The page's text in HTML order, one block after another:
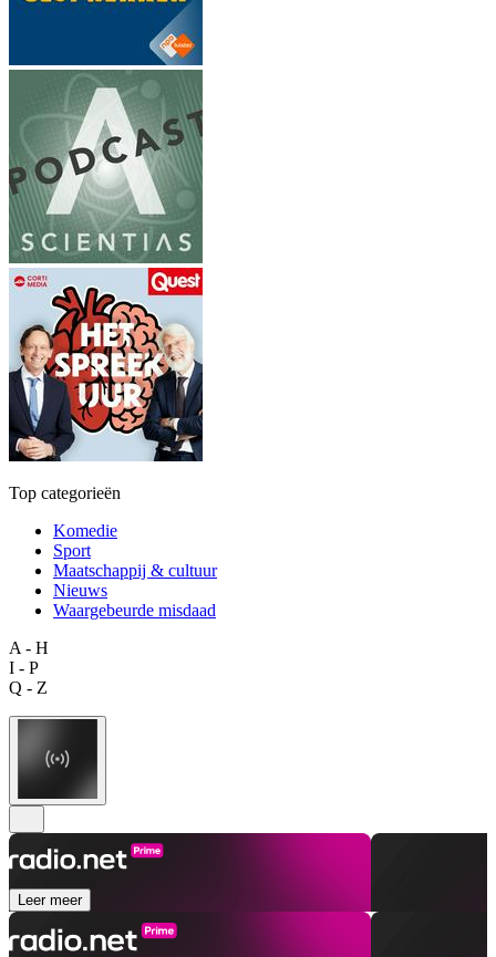
Top categorieën
Komedie
Sport
Maatschappij & cultuur
Nieuws
Waargebeurde misdaad
A - H
I - P
Q - Z
Leer meer